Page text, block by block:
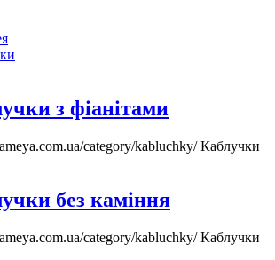
з фіанітами
category/kabluchky/Каблучки
без каміння
category/kabluchky/Каблучки